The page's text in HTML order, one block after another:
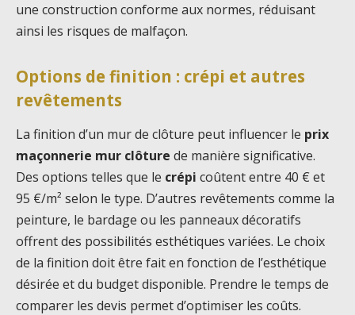
une construction conforme aux normes, réduisant
ainsi les risques de malfaçon.
Options de finition : crépi et autres
revêtements
La finition d’un mur de clôture peut influencer le prix
maçonnerie mur clôture de manière significative.
Des options telles que le crépi coûtent entre 40 € et
95 €/m² selon le type. D’autres revêtements comme la
peinture, le bardage ou les panneaux décoratifs
offrent des possibilités esthétiques variées. Le choix
de la finition doit être fait en fonction de l’esthétique
désirée et du budget disponible. Prendre le temps de
comparer les devis permet d’optimiser les coûts.